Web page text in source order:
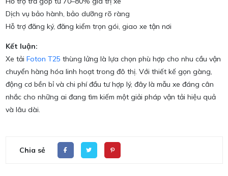
Dịch vụ bảo hành, bảo dưỡng rõ ràng
Hỗ trợ đăng ký, đăng kiểm trọn gói, giao xe tận nơi
Kết luận:
Xe tải Foton T25 thùng lửng là lựa chọn phù hợp cho nhu cầu vận
chuyển hàng hóa linh hoạt trong đô thị. Với thiết kế gọn gàng,
động cơ bền bỉ và chi phí đầu tư hợp lý, đây là mẫu xe đáng cân
nhắc cho những ai đang tìm kiếm một giải pháp vận tải hiệu quả
và lâu dài.
Chia sẻ